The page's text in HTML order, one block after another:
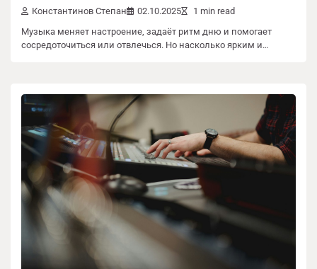
Константинов Степан 02.10.2025
1 min read
Музыка меняет настроение, задаёт ритм дню и помогает
сосредоточиться или отвлечься. Но насколько ярким и…